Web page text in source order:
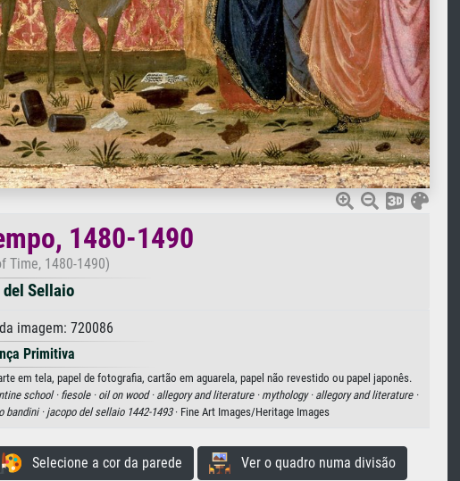
1480-1490
Time, 1480-1490)
Sellaio
imagem: 720086
Primitiva
em tela, papel de fotografia, cartão em aguarela, papel não revestido ou papel japonês.
school · fiesole · oil on wood · allegory and literature · mythology · allegory and literature ·
bandini ·jacopo del sellaio 1442-1493· Fine Art Images/Heritage Images
Selecione a cor da parede Ver o quadro numa divisão